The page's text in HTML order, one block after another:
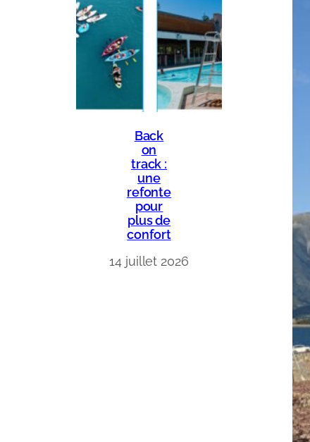
Back
on
track :
une
refonte
pour
plus de
confort
14 juillet 2026